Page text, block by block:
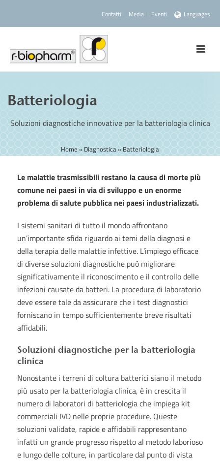
Contatti Media Eventi Languages
Batteriologia
Soluzioni diagnostiche innovative per la batteriologia clinica
Home»Diagnostica»Batteriologia
Le malattie trasmissibili restano la causa di morte più
comune nei paesi in via di sviluppo e un enorme
problema di salute pubblica nei paesi industrializzati.
I sistemi sanitari di tutto il mondo affrontano
un’importante sfida riguardo ai temi della diagnosi e
della terapia delle malattie infettive. L’impiego efficace
di diverse soluzioni diagnostiche può migliorare
significativamente il riconoscimento e il controllo delle
infezioni causate da batteri. La procedura di laboratorio
deve essere tale da assicurare che i test diagnostici
forniscano in tempo sufficientemente breve risultati
affidabili.
Soluzioni diagnostiche per la batteriologia
clinica
Nonostante i terreni di coltura batterici siano il metodo
più usato per la batteriologia clinica, è in crescita il
numero di laboratori di batteriologia che impiega kit
commerciali IVD nelle proprie procedure. Queste
soluzioni validate, rapide e affidabili rappresentano
infatti un grande progresso rispetto al metodo laborioso
e lungo delle colture, in particolare dal punto di vista